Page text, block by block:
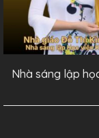
Nhà sáng lập